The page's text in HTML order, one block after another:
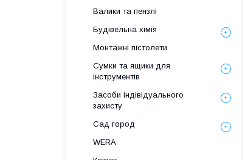
Валики та пензлі
Будівельна хімія
Монтажні пістолети
Сумки та ящики для
інструментів
Засоби індівідуального
захисту
Сад город
WERA